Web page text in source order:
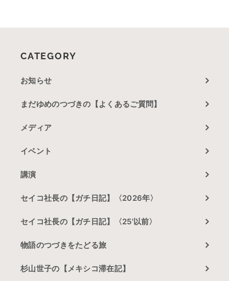
CATEGORY
お知らせ
まだゆめのつづきの【よくあるご質問】
メディア
イベント
講演
セイコ社長の【ガチ日記】〈2026年〉
セイコ社長の【ガチ日記】〈25'以前〉
物語のつづきをたどる旅
杉山世子の【メキシコ滞在記】